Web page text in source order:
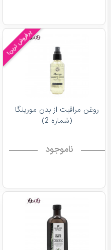
پرفروش ترین!
روغن مراقبت از بدن مورینگا
(شماره 2)
ناموجود